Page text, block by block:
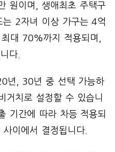
원이며, 생애최초 주택구
2자녀 이상 가구는 4억
대 70%까지 적용되며,
다.
년, 30년 중 선택 가능하
거치로 설정할 수 있습니
기간에 따라 차등 적용되
이에서 결정됩니다.